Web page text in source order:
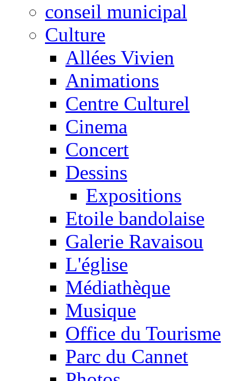
conseil municipal
Culture
Allées Vivien
Animations
Centre Culturel
Cinema
Concert
Dessins
Expositions
Etoile bandolaise
Galerie Ravaisou
L'église
Médiathèque
Musique
Office du Tourisme
Parc du Cannet